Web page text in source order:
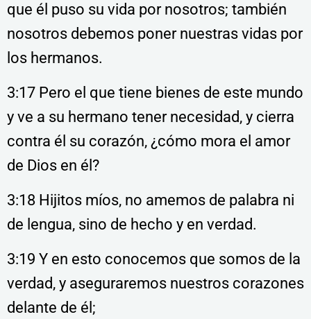
que él puso su vida por nosotros; también
nosotros debemos poner nuestras vidas por
los hermanos.
3:17 Pero el que tiene bienes de este mundo
y ve a su hermano tener necesidad, y cierra
contra él su corazón, ¿cómo mora el amor
de Dios en él?
3:18 Hijitos míos, no amemos de palabra ni
de lengua, sino de hecho y en verdad.
3:19 Y en esto conocemos que somos de la
verdad, y aseguraremos nuestros corazones
delante de él;